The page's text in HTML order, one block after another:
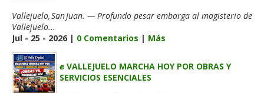
Vallejuelo, San Juan. — Profundo pesar embarga al magisterio de
Vallejuelo...
Jul - 25 - 2026 | 0 Comentarios | Más
✊ VALLEJUELO MARCHA HOY POR OBRAS Y
SERVICIOS ESENCIALES